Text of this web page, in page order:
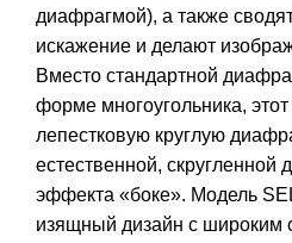
диафрагмой), а также
искажение и делают
Вместо стандартной
форме многоугольника,
лепестковую круглую
естественной, скругленной
эффекта «боке». Модель
изящный дизайн с широким